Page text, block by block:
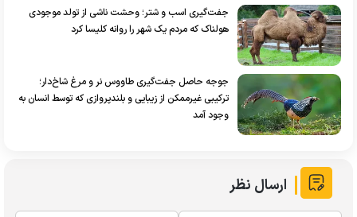
جفت‌گیری اسب و شتر؛ وحشت ناشی از تولد موجودی
هولناک که مردم یک شهر را روانه کلیسا کرد
جوجه حاصل جفت‌گیری طاووس نر و مرغ شاخ‌دار؛
ترکیبی غیرممکن از زیبایی و بلندپروازی که توسط انسان به
وجود آمد
ارسال نظر